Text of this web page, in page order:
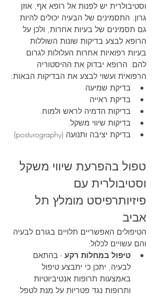
וסטיבולרית יש לפנות אל רופא אף, אוזן
גרון. התסמינים של הבעיה יכולים להיות
גם תסמינים של בעיות אחרות, ולכן על
הרופא לבצע בדיקות שונות השוללות
בעיות רפואיות אחרות העלולות לגרום
להם. הרופא יבדוק את ההיסטוריה
הרפואית ועשוי לבצע את הבדיקות הבאות:
בדיקת שמיעה
בדיקת ראייה
בדיקות הדמיה לראש ולמוח.
בדיקות שיווי משקל.
בדיקת יציבה ותנועה (posturography)
טפול בהפרעת שיווי משקל
וסטיבולרית עם
פיזיותרפיסט מומלץ תל
אביב
הטיפולים האפשריים תלויים בגורם לבעיה
והם עשויים לכלול:
טיפול במחלות רקע - בהתאם
לבעיה, יתכן כי יתבצע טיפול
באמצעות תרופות אנטיביוטיות
ותרופות נגד פטריות על מנת לטפל